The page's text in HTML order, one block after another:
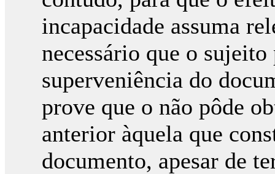
incapacidade assuma
necessário que o
superveniência do
prove que o não pôde
anterior àquela que
documento, apesar de